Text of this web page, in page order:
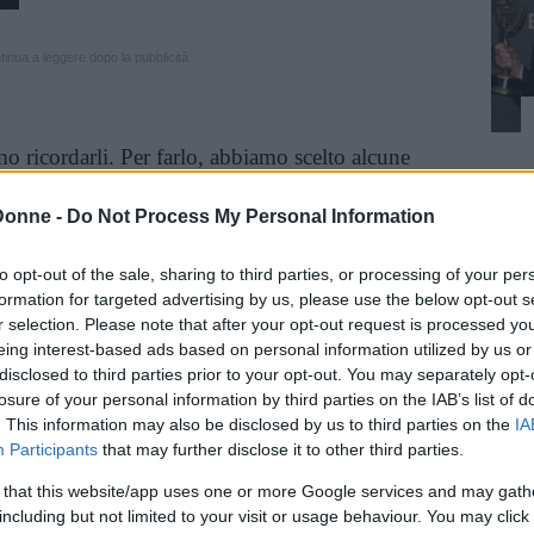
- Do Not Process My Personal Information
opt-out of the sale, sharing to third parties, or processing of your
for targeted advertising by us, please use the below opt-out
selection. Please note that after your opt-out request is processed
interest-based ads based on personal information utilized by us
to third parties prior to your opt-out. You may separately
of your personal information by third parties on the IAB’s list of
This information may also be disclosed by us to third parties on the
Participants that may further disclose it to other third parties.
that this website/app uses one or more Google services and may
but not limited to your visit or usage behaviour. You may
ricordarli. Per farlo, abbiamo scelto alcune
ce ne sarebbero molte di più: quelle dei
Quelle delle44vittimedell’attentato
Quelle delle persone all’interno delle Torri
415 metri di altezza, 35mila dipendenti
oltre 2.700 padri e madri di famiglia,
vigili del fuoco e poliziotti non ci sono
morti – e continuano a morire – per le